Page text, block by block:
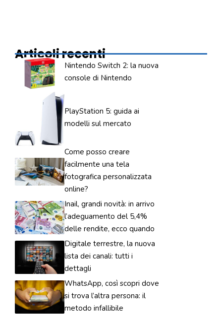
Articoli recenti
Nintendo Switch 2: la nuova
console di Nintendo
PlayStation 5: guida ai
modelli sul mercato
Come posso creare
facilmente una tela
fotografica personalizzata
online?
Inail, grandi novità: in arrivo
l’adeguamento del 5,4%
delle rendite, ecco quando
Digitale terrestre, la nuova
lista dei canali: tutti i
dettagli
WhatsApp, così scopri dove
si trova l’altra persona: il
metodo infallibile